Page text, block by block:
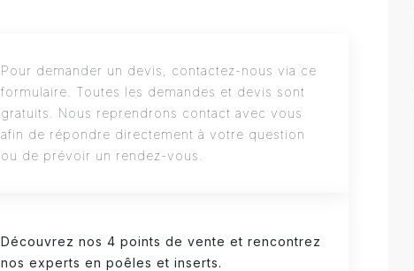
Pour demander un devis, contactez-nous via ce
formulaire. Toutes les demandes et devis sont
gratuits. Nous reprendrons contact avec vous
afin de répondre directement à votre question
ou de prévoir un rendez-vous.
Découvrez nos 4 points de vente et rencontrez
nos experts en poêles et inserts.